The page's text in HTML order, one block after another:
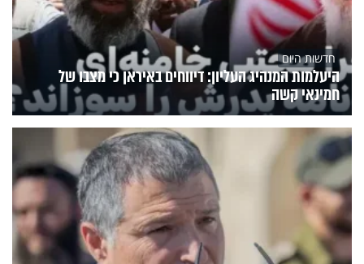
חדשות היום
היעלמות המנהיג העליון: דיווחים באיראן כי מצבו של
חמינאי קשה